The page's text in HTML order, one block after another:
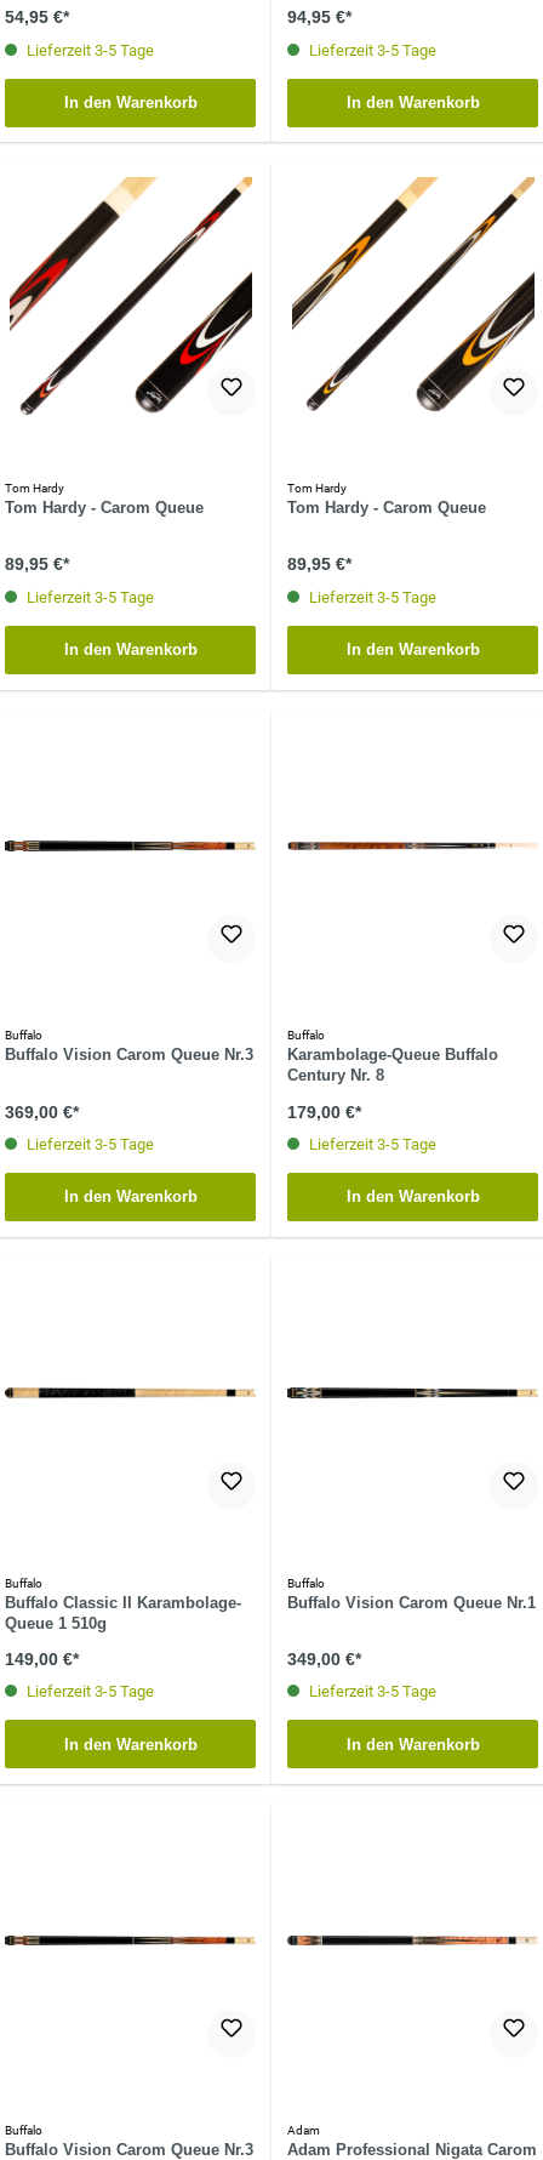
54,95 €*
Lieferzeit 3-5 Tage
In den Warenkorb
94,95 €*
Lieferzeit 3-5 Tage
In den Warenkorb
Tom Hardy
Tom Hardy - Carom Queue
89,95 €*
Lieferzeit 3-5 Tage
In den Warenkorb
Tom Hardy
Tom Hardy - Carom Queue
89,95 €*
Lieferzeit 3-5 Tage
In den Warenkorb
Buffalo
Buffalo Vision Carom Queue Nr.3
369,00 €*
Lieferzeit 3-5 Tage
In den Warenkorb
Buffalo
Karambolage-Queue Buffalo
Century Nr. 8
179,00 €*
Lieferzeit 3-5 Tage
In den Warenkorb
Buffalo
Buffalo Classic II Karambolage-
Queue 1 510g
149,00 €*
Lieferzeit 3-5 Tage
In den Warenkorb
Buffalo
Buffalo Vision Carom Queue Nr.1
349,00 €*
Lieferzeit 3-5 Tage
In den Warenkorb
Buffalo
Buffalo Vision Carom Queue Nr.3
Adam
Adam Professional Nigata Carom